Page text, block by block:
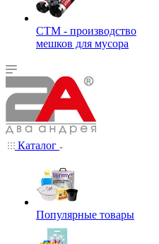
СТМ - производство
мешков для мусора
Каталог
Популярные товары